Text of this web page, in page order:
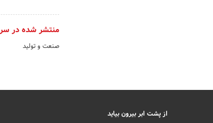
منتشر شده در
صنعت و تولید
از پشت ابر بیرون بیاید